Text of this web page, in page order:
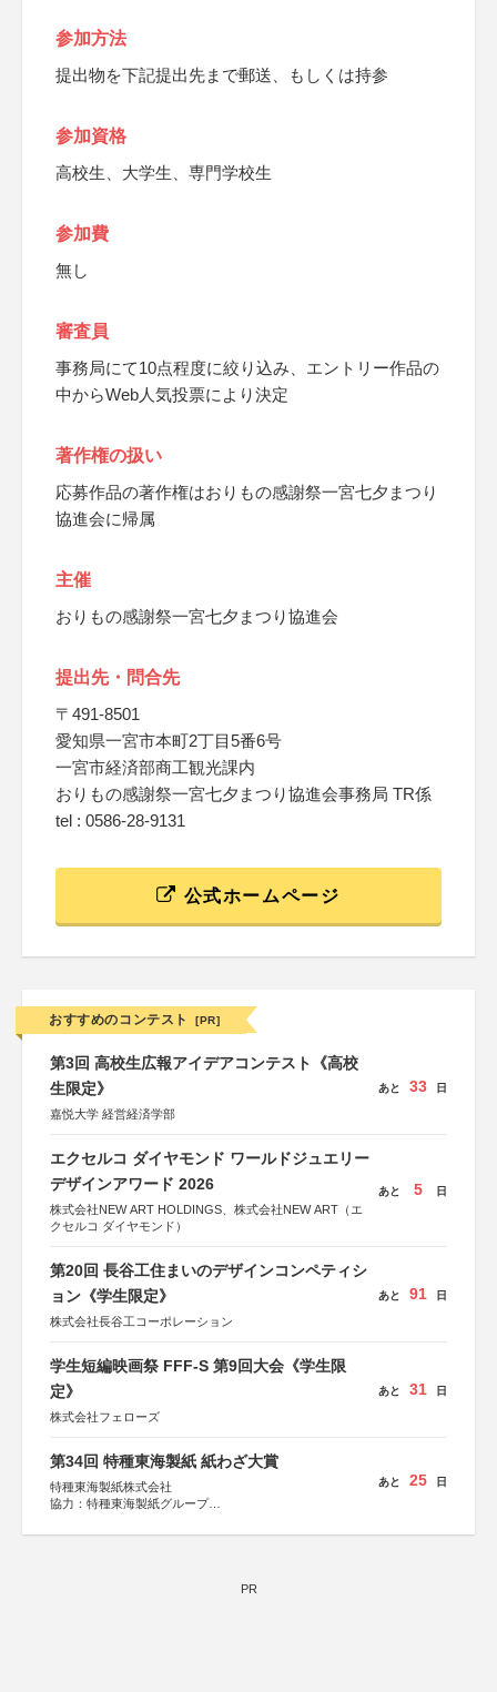
参加方法
提出物を下記提出先まで郵送、もしくは持参
参加資格
高校生、大学生、専門学校生
参加費
無し
審査員
事務局にて10点程度に絞り込み、エントリー作品の
中からWeb人気投票により決定
著作権の扱い
応募作品の著作権はおりもの感謝祭一宮七夕まつり
協進会に帰属
主催
おりもの感謝祭一宮七夕まつり協進会
提出先・問合先
〒491-8501
愛知県一宮市本町2丁目5番6号
一宮市経済部商工観光課内
おりもの感謝祭一宮七夕まつり協進会事務局 TR係
tel : 0586-28-9131
公式ホームページ
おすすめのコンテスト [PR]
第3回 高校生広報アイデアコンテスト《高校
生限定》
嘉悦大学 経営経済学部
あと 33 日
エクセルコ ダイヤモンド ワールドジュエリー
デザインアワード 2026
株式会社NEW ART HOLDINGS、株式会社NEW ART（エ
クセルコ ダイヤモンド）
あと 5 日
第20回 長谷工住まいのデザインコンペティシ
ョン《学生限定》
株式会社長谷工コーポレーション
あと 91 日
学生短編映画祭 FFF-S 第9回大会《学生限
定》
株式会社フェローズ
あと 31 日
第34回 特種東海製紙 紙わざ大賞
特種東海製紙株式会社
協力：特種東海製紙グループ
あと 25 日
PR